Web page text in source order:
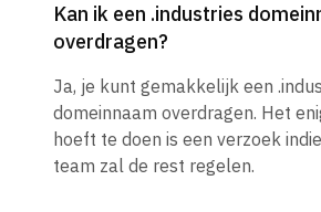
Kan ik een .industries
overdragen?
Ja, je kunt gemakkelijk een
domeinnaam overdragen. Het
hoeft te doen is een verzoek
team zal de rest regelen.